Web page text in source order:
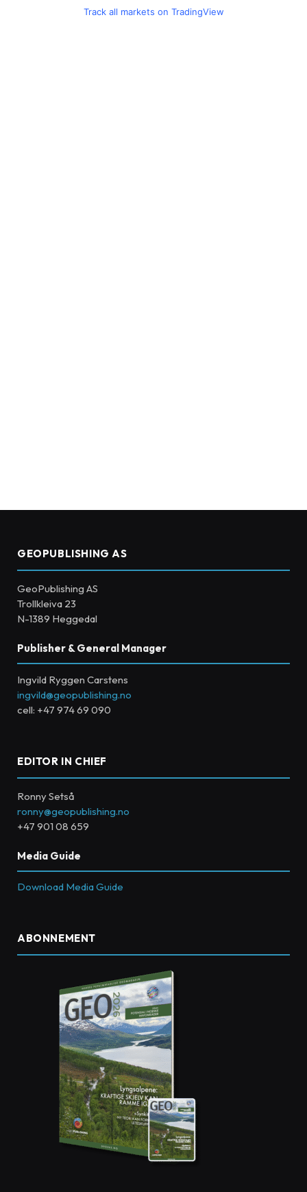
Track all markets on TradingView
GEOPUBLISHING AS
GeoPublishing AS
Trollkleiva 23
N-1389 Heggedal
Publisher & General Manager
Ingvild Ryggen Carstens
ingvild@geopublishing.no
cell: +47 974 69 090
EDITOR IN CHIEF
Ronny Setså
ronny@geopublishing.no
+47 901 08 659
Media Guide
Download Media Guide
ABONNEMENT